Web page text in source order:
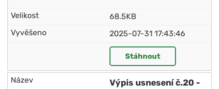
68.5KB
2025-07-31 17:43:46
Stáhnout
Výpis usnesení č.20 -